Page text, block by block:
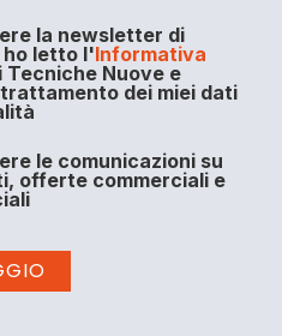
la newsletter di
ho letto l'Informativa
Nuove e
dei miei dati
le comunicazioni su
offerte commerciali e